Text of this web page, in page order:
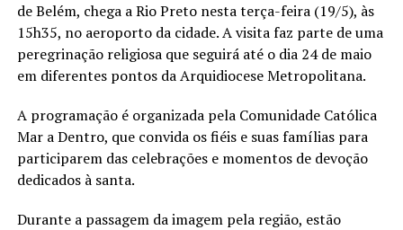
deBelém, chega a Rio Preto nesta terça-feira (19/5), às
15h35, no aeroporto da cidade. A visita faz parte de uma
peregrinação religiosa que seguirá até o dia 24 de maio
em diferentes pontos da Arquidiocese Metropolitana.
A programação é organizada pela Comunidade Católica
Mar a Dentro, que convida os fiéis e suas famílias para
participarem das celebrações e momentos de devoção
dedicados à santa.
Durante a passagem da imagem pela região, estão